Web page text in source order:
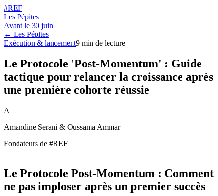
#REF
Les Pépites
Avant le 30 juin
← Les Pépites
Exécution & lancement9 min de lecture
Le Protocole 'Post-Momentum' : Guide
tactique pour relancer la croissance après
une première cohorte réussie
A
Amandine Serani & Oussama Ammar
Fondateurs de #REF
Le Protocole Post-Momentum : Comment
ne pas imploser après un premier succès